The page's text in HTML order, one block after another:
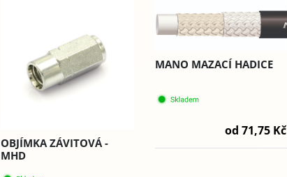
OBJÍMKA ZÁVITOVÁ -
MHD
MANO MAZACÍ HADICE
od 71,75 Kč